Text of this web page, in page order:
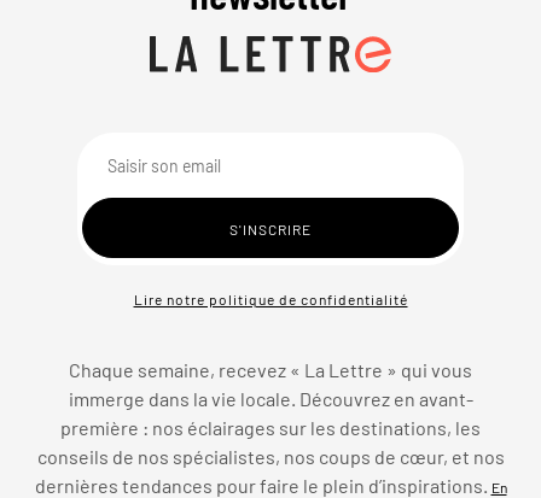
Lire notre politique de confidentialité
Chaque semaine, recevez « La Lettre » qui vous
immerge dans la vie locale. Découvrez en avant-
première : nos éclairages sur les destinations, les
conseils de nos spécialistes, nos coups de cœur, et nos
dernières tendances pour faire le plein d’inspirations.
En